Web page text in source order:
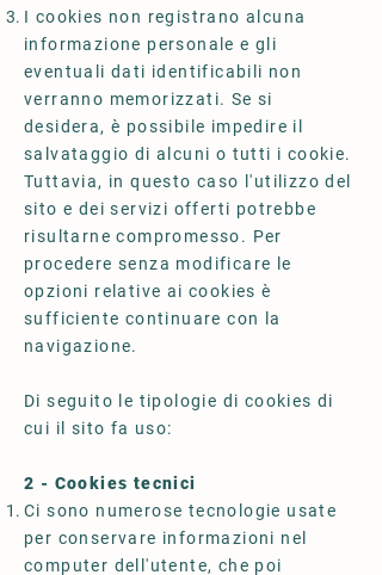
I cookies non registrano alcuna
informazione personale e gli
eventuali dati identificabili non
verranno memorizzati. Se si
desidera, è possibile impedire il
salvataggio di alcuni o tutti i cookie.
Tuttavia, in questo caso l'utilizzo del
sito e dei servizi offerti potrebbe
risultarne compromesso. Per
procedere senza modificare le
opzioni relative ai cookies è
sufficiente continuare con la
navigazione.
Di seguito le tipologie di cookies di
cui il sito fa uso:
2 - Cookies tecnici
Ci sono numerose tecnologie usate
per conservare informazioni nel
computer dell'utente, che poi